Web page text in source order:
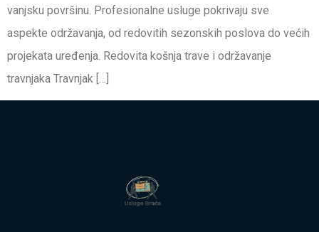
vanjsku površinu. Profesionalne usluge pokrivaju sve
aspekte održavanja, od redovitih sezonskih poslova do većih
projekata uređenja. Redovita košnja trave i održavanje
travnjaka Travnjak […]